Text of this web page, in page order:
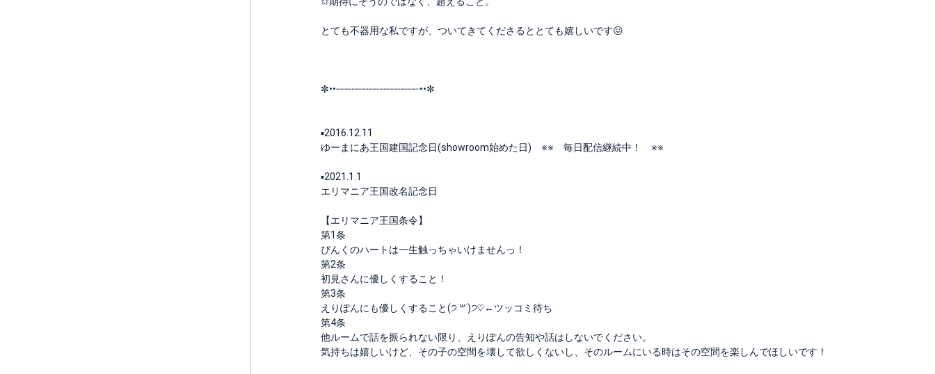
とても不器用な私ですが、ついてきてくださるととても嬉しいです😖
✼••┈┈┈┈┈┈┈┈┈┈┈┈┈┈┈••✼
▪️2016.12.11
ゆーまにあ王国建国記念日(showroom始めた日) ※※ 毎日配信継続中！ ※※
▪️2021.1.1
エリマニア王国改名記念日
【エリマニア王国条令】
第1条
ぴんくのハートは一生触っちゃいけませんっ！
第2条
初見さんに優しくすること！
第3条
えりぽんにも優しくすること(੭˙꒳​˙)੭♡←ツッコミ待ち
第4条
他ルームで話を振られない限り、えりぽんの告知や話はしないでください。
気持ちは嬉しいけど、その子の空間を壊して欲しくないし、そのルームにいる時はその空間を楽しんでほしいです！